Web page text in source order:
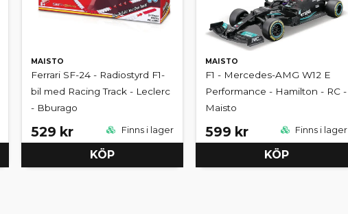
MAISTO
Ferrari SF-24 - Radiostyrd F1-
bil med Racing Track - Leclerc
- Bburago
529 kr Finns i lager
KÖP
MAISTO
F1 - Mercedes-AMG W12 E
Performance - Hamilton - RC -
Maisto
599 kr Finns i lager
KÖP